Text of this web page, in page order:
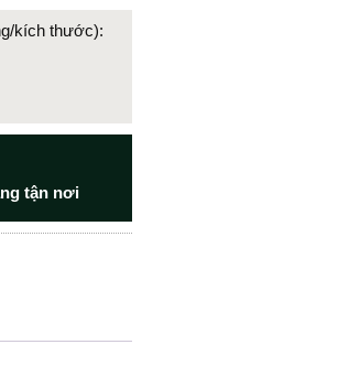
kích thước):
tận nơi